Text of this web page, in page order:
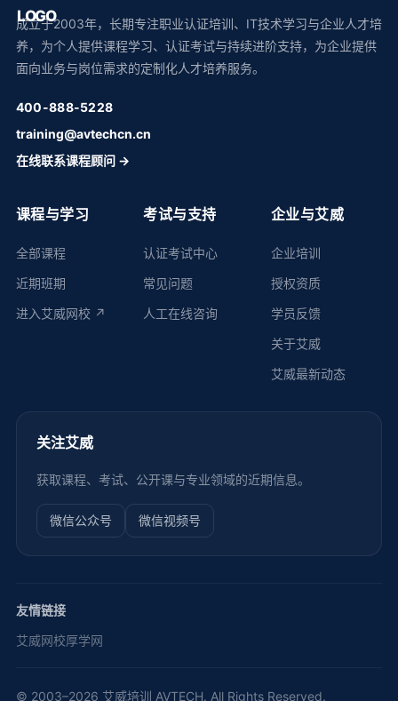
成立于2003年，长期专注职业认证培训、IT技术学习与企业人才培
养，为个人提供课程学习、认证考试与持续进阶支持，为企业提供
面向业务与岗位需求的定制化人才培养服务。
400-888-5228
training@avtechcn.cn
在线联系课程顾问 →
课程与学习
全部课程
近期班期
进入艾威网校 ↗
考试与支持
认证考试中心
常见问题
人工在线咨询
企业与艾威
企业培训
授权资质
学员反馈
关于艾威
艾威最新动态
关注艾威
获取课程、考试、公开课与专业领域的近期信息。
微信公众号 微信视频号
友情链接
艾威网校厚学网
© 2003–2026 艾威培训 AVTECH. All Rights Reserved.